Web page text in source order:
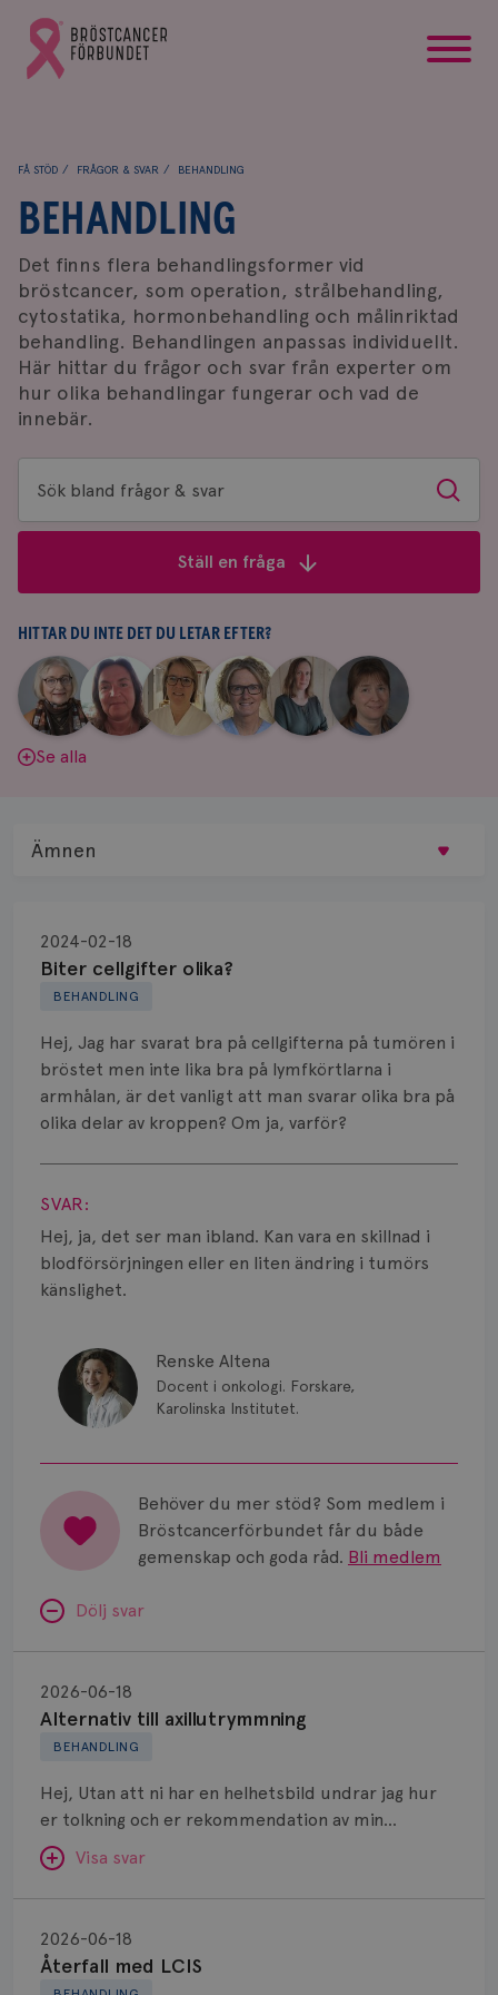
Gå
till
Bröstcancerförbundets
FÅ STÖD FRÅGOR & SVAR BEHANDLING
BEHANDLING
Det finns flera behandlingsformer vid
bröstcancer, som operation, strålbehandling,
cytostatika, hormonbehandling och målinriktad
behandling. Behandlingen anpassas individuellt.
Här hittar du frågor och svar från experter om
hur olika behandlingar fungerar och vad de
innebär.
Sök
bland
&
svar
Sök
Ställ en fråga
HITTAR DU INTE DET DU LETAR EFTER?
Aina
Johnsson
|
Anne
Andersson
Fredrika
Killander
|
Jeanette
Bäcklund
|
Maria
Edegran
|
Yvette
Andersson
Se alla
BEHANDLING
Biter cellgifter olika?
2024-02-18
Hej, Jag har svarat bra på cellgifterna på tumören i
bröstet men inte lika bra på lymfkörtlarna i
armhålan, är det vanligt att man svarar olika bra på
olika delar av kroppen? Om ja, varför?
Visa svar
SVAR:
Hej, ja, det ser man ibland. Kan vara en skillnad i
blodförsörjningen eller en liten ändring i tumörs
känslighet.
Renske Altena
Docent i onkologi. Forskare,
Karolinska Institutet.
Behöver du mer stöd? Som medlem i
Bröstcancerförbundet får du både
gemenskap och goda råd. Bli medlem
Dölj svar
BEHANDLING
Alternativ till axillutrymmning
2026-06-18
Hej, Utan att ni har en helhetsbild undrar jag hur
er tolkning och er rekommendation av min
situation är. Jag har ett vårdteam som överlag
känns bra även om jag ibland har lite av rullande
band känsla, därav frågan om en second opinion.
minst höger bröst. Corebiopsi visar invasiv NST. ER
positiv 99%, PgR 99%, HER2 negativ, Ki67 35%.
Visa svar
SVAR:
Hej! När det gäller primär operation (utan
axillutrymmning
Återfall med LCIS
2026-06-18
med
LCIS
Ämnen
Biopsi
Biverkningar
Bröstvårta
Knöl
Typ av bröstcancer
Smärta
Prognos
Risker
Spridd bröstcancer
Vätska